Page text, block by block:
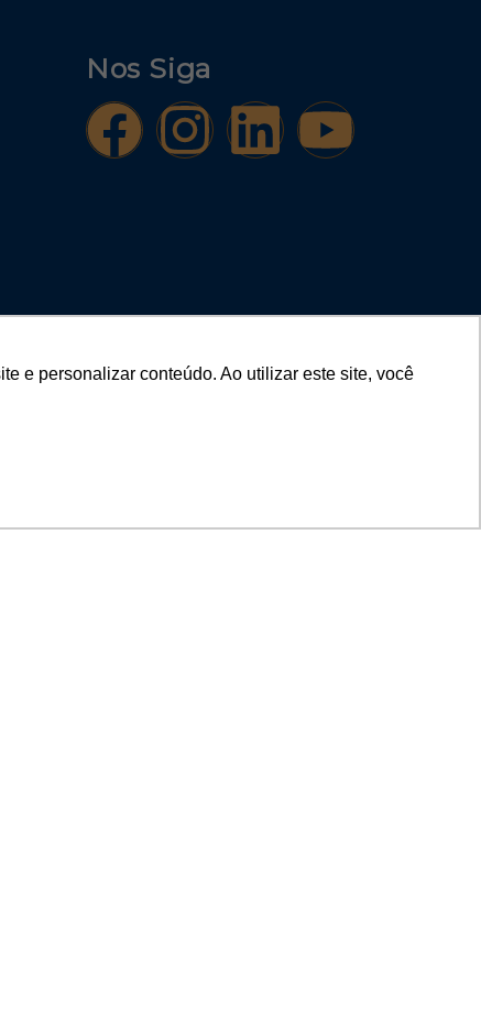
e personalizar conteúdo. Ao utilizar este site, você
Nos Siga